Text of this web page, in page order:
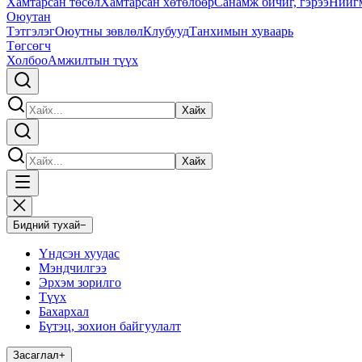
Оюутан
ТэтгэлэгОюутны зөвлөлКлубуудТанхимын хуваарь
Төгсөгч
ХолбооАмжилтын түүх
Хайх
Хайх
Бидний тухай−
Үндсэн хуудас
Мэндчилгээ
Эрхэм зорилго
Түүх
Бахархал
Бүтэц, зохион байгуулалт
Засаглал+